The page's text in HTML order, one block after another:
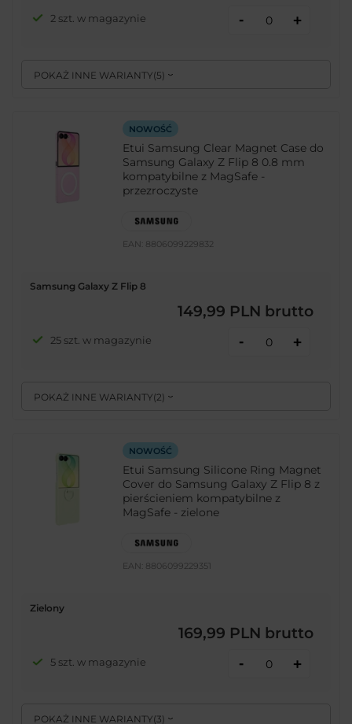
POKAŻ INNE WARIANTY(5)
2 szt. w magazynie - +
NOWOŚĆ
Etui Samsung Clear Magnet Case do
Samsung Galaxy Z Flip 8 0.8 mm
kompatybilne z MagSafe -
przezroczyste
EAN: 8806099229832
POKAŻ INNE WARIANTY(2)
Samsung Galaxy Z Flip 8
149,99 PLN brutto
25 szt. w magazynie - +
NOWOŚĆ
Etui Samsung Silicone Ring Magnet
Cover do Samsung Galaxy Z Flip 8 z
pierścieniem kompatybilne z
MagSafe - zielone
EAN: 8806099229351
POKAŻ INNE WARIANTY(3)
Zielony
169,99 PLN brutto
5 szt. w magazynie - +